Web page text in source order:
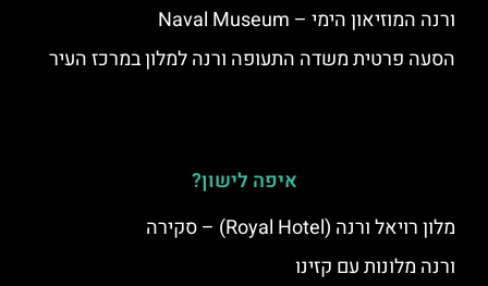
ורנה המוזיאון הימי – Naval Museum
הסעה פרטית משדה התעופה ורנה למלון במרכז העיר
איפה לישון?
מלון רויאל ורנה (Royal Hotel) – סקירה
ורנה מלונות עם קזינו